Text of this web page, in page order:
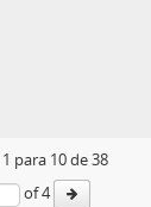
1 para 10de 38
of 4